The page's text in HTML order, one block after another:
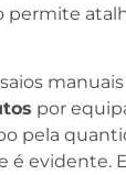
permite
por
pela
é evidente.